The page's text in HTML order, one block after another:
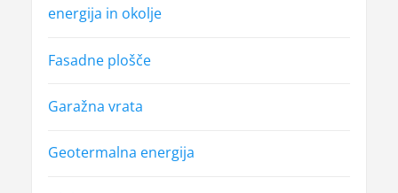
energija in okolje
Fasadne plošče
Garažna vrata
Geotermalna energija